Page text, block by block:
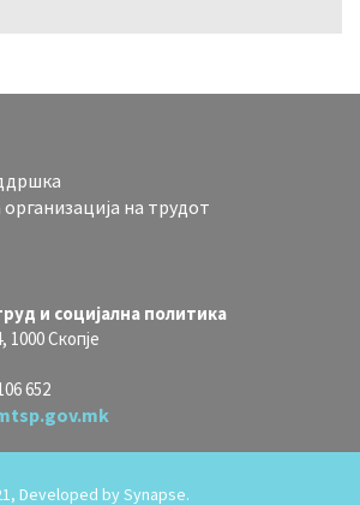
на трудот
и социјална политика
1000 Скопје
652
Developed bySynapse.